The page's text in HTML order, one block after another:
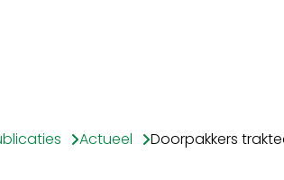
Actueel